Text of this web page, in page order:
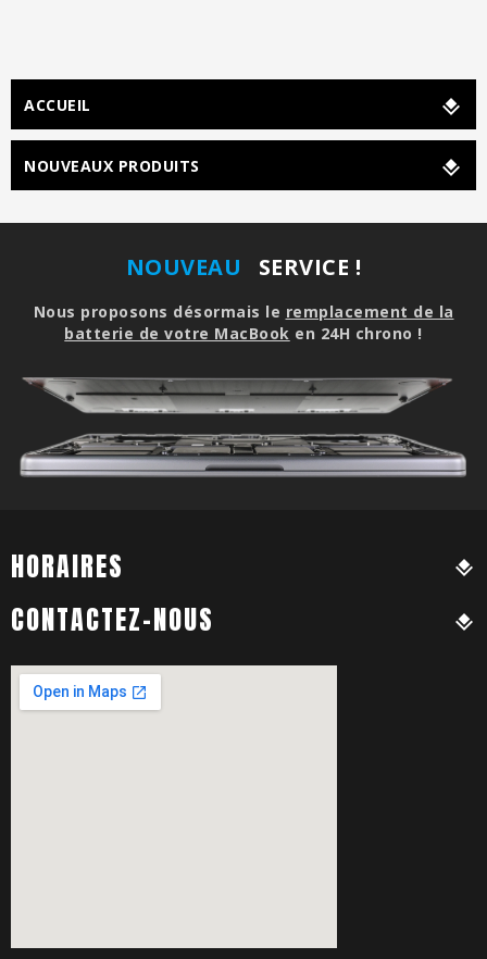
ACCUEIL
NOUVEAUX PRODUITS
NOUVEAU SERVICE !
Nous proposons désormais le remplacement de la
batterie de votre MacBook en 24H chrono !
HORAIRES
CONTACTEZ-NOUS